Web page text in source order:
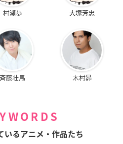
村瀬歩 大塚芳忠
斉藤壮馬 木村昴
いるアニメ・作品たち